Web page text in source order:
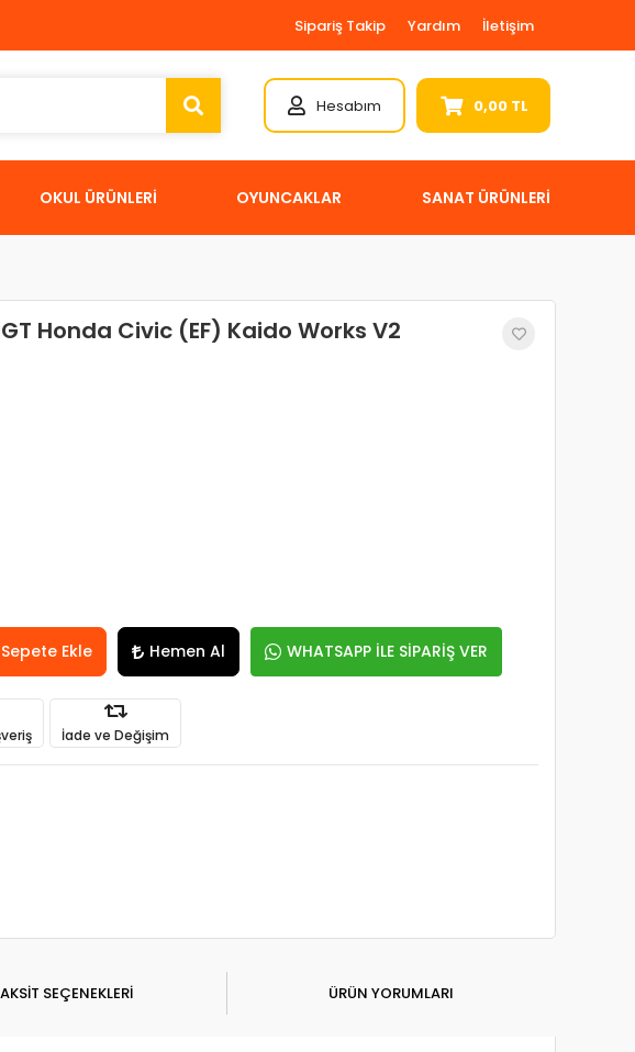
Sipariş Takip Yardım İletişim
Hesabım 0,00 TL
OKUL ÜRÜNLERİ OYUNCAKLAR SANAT ÜRÜNLERİ
Honda Civic (EF) Kaido Works V2
Sepete Ekle Hemen Al WHATSAPP İLE SİPARİŞ VER
İade ve Değişim
SEÇENEKLERİ ÜRÜN YORUMLARI